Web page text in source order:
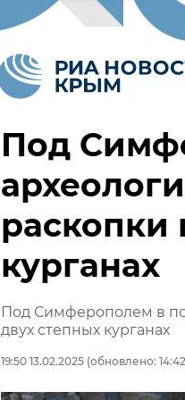
Под
раскопки
курганах
Под Симферополем в
двух степных курганах
19:50 13.02.2025 (обновлено: 14:42